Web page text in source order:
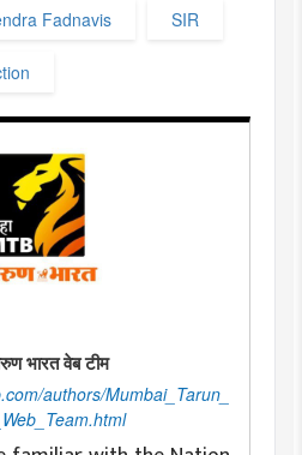
Fadnavis SIR
भारत वेब टीम
authors/Mumbai_Tarun_